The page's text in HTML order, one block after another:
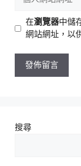
址
站
址
在瀏覽器中儲
網站網址，以
搜尋